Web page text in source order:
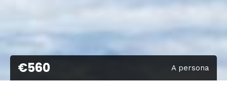
€560 A persona